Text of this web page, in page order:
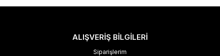
ALIŞVERİŞ BİLGİLERİ
Siparişlerim